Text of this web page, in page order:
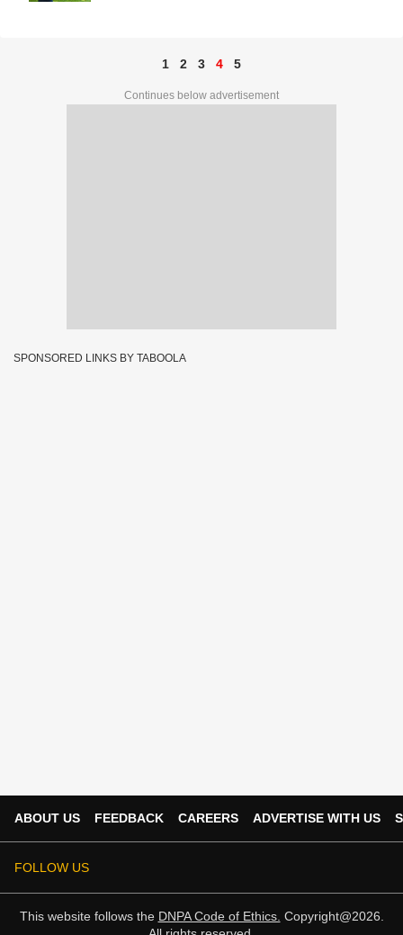
1 2 3 4 5
Continues below advertisement
SPONSORED LINKS BY TABOOLA
ABOUT US FEEDBACK CAREERS ADVERTISE WITH US
FOLLOW US
This website follows the DNPA Code of Ethics. Copyright@2026.